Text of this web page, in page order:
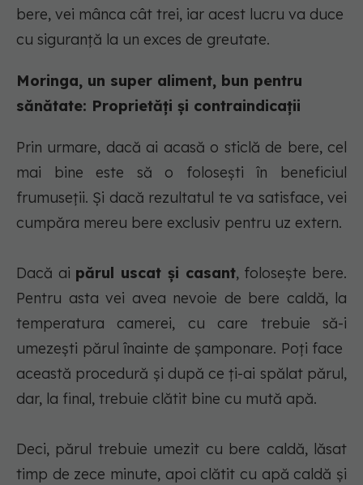
bere, vei mânca cât trei, iar acest lucru va duce
cu siguranță la un exces de greutate.
Moringa, un super aliment, bun pentru
sănătate: Proprietăți și contraindicații
Prin urmare, dacă ai acasă o sticlă de bere, cel
mai bine este să o folosești în beneficiul
frumuseții. Și dacă rezultatul te va satisface, vei
cumpăra mereu bere exclusiv pentru uz extern.
Dacă ai părul uscat și casant, folosește bere.
Pentru asta vei avea nevoie de bere caldă, la
temperatura camerei, cu care trebuie să-i
umezești părul înainte de șamponare. Poți face
această procedură și după ce ți-ai spălat părul,
dar, la final, trebuie clătit bine cu mută apă.
Deci, părul trebuie umezit cu bere caldă, lăsat
timp de zece minute, apoi clătit cu apă caldă și